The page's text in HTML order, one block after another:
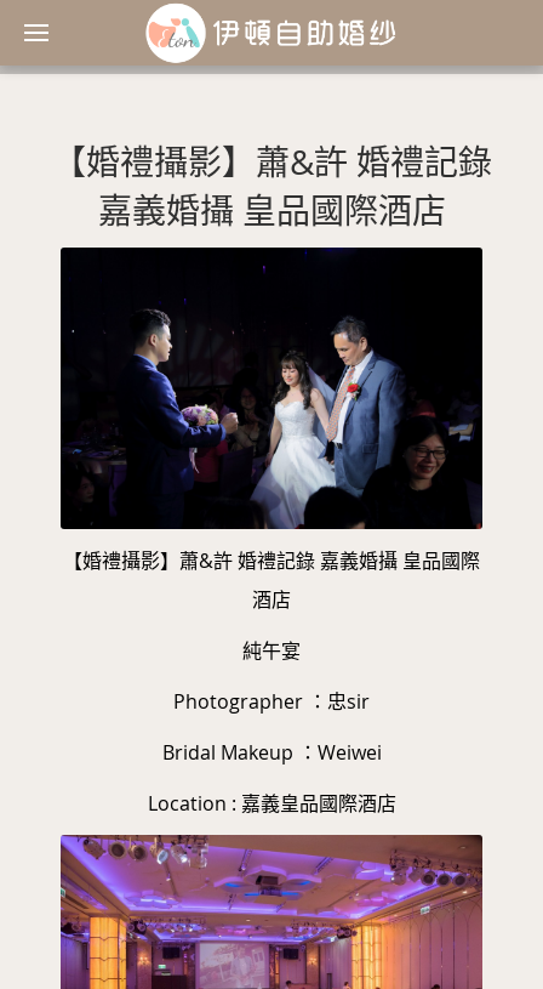
【婚禮攝影】蕭&許 婚禮記錄
嘉義婚攝 皇品國際酒店
【婚禮攝影】蕭&許 婚禮記錄 嘉義婚攝 皇品國際
酒店
純午宴
Photographer ：忠sir
Bridal Makeup ：Weiwei
Location : 嘉義皇品國際酒店